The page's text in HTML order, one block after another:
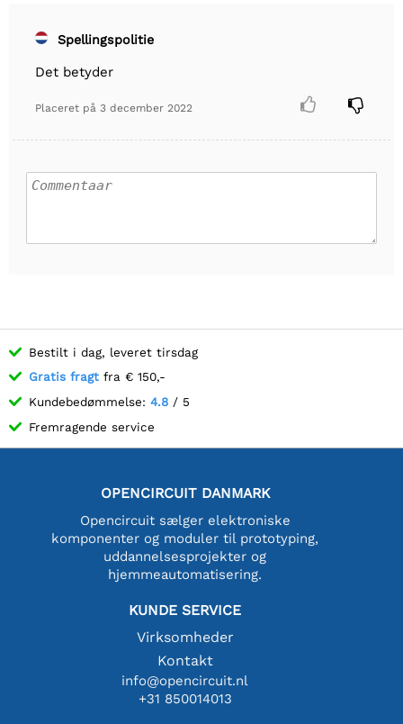
Spellingspolitie
Det betyder
Placeret på 3 december 2022  
Bestilt i dag, leveret tirsdag
Gratis fragt fra € 150,-
Kundebedømmelse: 4.8 / 5
Fremragende service
OPENCIRCUIT DANMARK
Opencircuit sælger elektroniske
komponenter og moduler til prototyping,
uddannelsesprojekter og
hjemmeautomatisering.
KUNDE SERVICE
Virksomheder
Kontakt
info@opencircuit.nl
+31 850014013